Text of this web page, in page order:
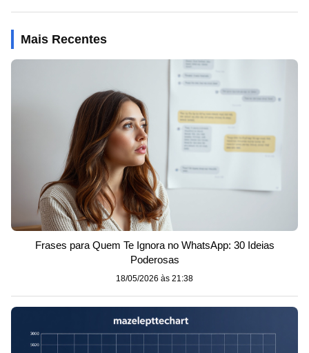
Mais Recentes
Frases para Quem Te Ignora no WhatsApp: 30 Ideias
Poderosas
18/05/2026 às 21:38